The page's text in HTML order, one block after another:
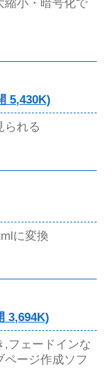
縮小・暗号化で
5,430K)
られる
に変換
3,694K)
,フェードインな
ページ作成ソフ